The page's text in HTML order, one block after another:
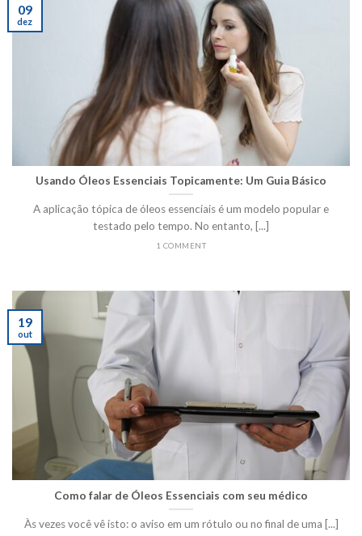
Usando Óleos Essenciais Topicamente: Um Guia Básico
A aplicação tópica de óleos essenciais é um modelo popular e
testado pelo tempo. No entanto, [...]
1 COMMENT
09
dez
Como falar de Óleos Essenciais com seu médico
Às vezes você vê isto: o aviso em um rótulo ou no final de uma [...]
19
out